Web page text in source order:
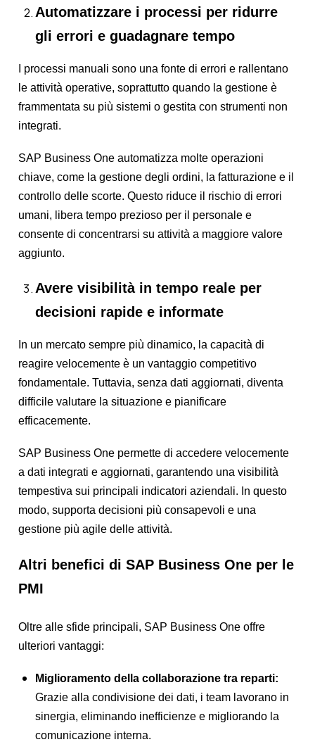
Automatizzare i processi per ridurre
gli errori e guadagnare tempo
I processi manuali sono una fonte di errori e rallentano
le attività operative, soprattutto quando la gestione è
frammentata su più sistemi o gestita con strumenti non
integrati.
SAP Business One automatizza molte operazioni
chiave, come la gestione degli ordini, la fatturazione e il
controllo delle scorte. Questo riduce il rischio di errori
umani, libera tempo prezioso per il personale e
consente di concentrarsi su attività a maggiore valore
aggiunto.
Avere visibilità in tempo reale per
decisioni rapide e informate
In un mercato sempre più dinamico, la capacità di
reagire velocemente è un vantaggio competitivo
fondamentale. Tuttavia, senza dati aggiornati, diventa
difficile valutare la situazione e pianificare
efficacemente.
SAP Business One permette di accedere velocemente
a dati integrati e aggiornati, garantendo una visibilità
tempestiva sui principali indicatori aziendali. In questo
modo, supporta decisioni più consapevoli e una
gestione più agile delle attività.
Altri benefici di SAP Business One per le
PMI
Oltre alle sfide principali, SAP Business One offre
ulteriori vantaggi:
Miglioramento della collaborazione tra reparti:
Grazie alla condivisione dei dati, i team lavorano in
sinergia, eliminando inefficienze e migliorando la
comunicazione interna.